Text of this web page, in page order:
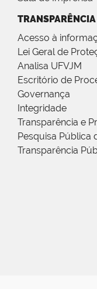
TRANSPARÊNCIA
Acesso à
Lei Geral de
Analisa UFVJM
Escritório de
Governança
Integridade
Transparência e
Pesquisa Pública
Transparência